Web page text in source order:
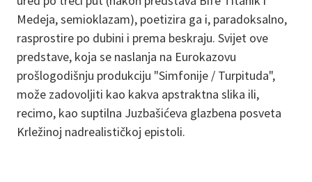
Medeja, semioklazam), poetizira ga i, paradoksalno,
rasprostire po dubini i prema beskraju. Svijet ove
predstave, koja se naslanja na Eurokazovu
prošlogodišnju produkciju "Simfonije / Turpituda",
može zadovoljiti kao kakva apstraktna slika ili,
recimo, kao suptilna Juzbašićeva glazbena posveta
Krležinoj nadrealističkoj epistoli.